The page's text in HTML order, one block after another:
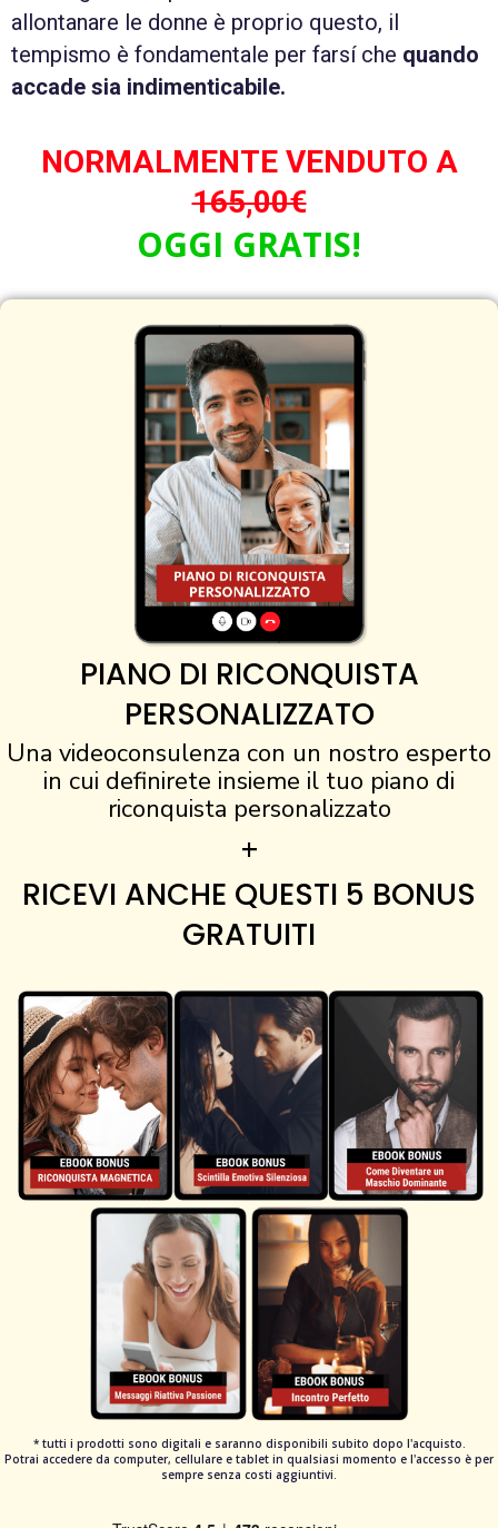
allontanare le donne è proprio questo, il
tempismo è fondamentale per farsí che quando
accade sia indimenticabile.
NORMALMENTE VENDUTO A
165,00€
OGGI GRATIS!
PIANO DI RICONQUISTA
PERSONALIZZATO
Una videoconsulenza con un nostro esperto
in cui definirete insieme il tuo piano di
riconquista personalizzato
+
RICEVI ANCHE QUESTI 5 BONUS
GRATUITI
* tutti i prodotti sono digitali e saranno disponibili subito dopo l'acquisto.
Potrai accedere da computer, cellulare e tablet in qualsiasi momento e l'accesso è per
sempre senza costi aggiuntivi.